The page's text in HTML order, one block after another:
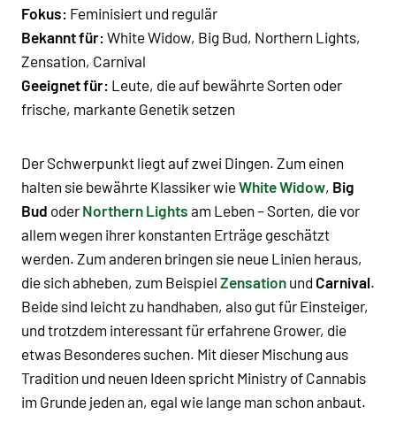
Fokus: Feminisiert und regulär
Bekannt für: White Widow, Big Bud, Northern Lights,
Zensation, Carnival
Geeignet für: Leute, die auf bewährte Sorten oder
frische, markante Genetik setzen
Der Schwerpunkt liegt auf zwei Dingen. Zum einen
halten sie bewährte Klassiker wieWhite Widow, Big
Bud oder Northern Lights am Leben – Sorten, die vor
allem wegen ihrer konstanten Erträge geschätzt
werden. Zum anderen bringen sie neue Linien heraus,
die sich abheben, zum Beispiel Zensation und Carnival.
Beide sind leicht zu handhaben, also gut für Einsteiger,
und trotzdem interessant für erfahrene Grower, die
etwas Besonderes suchen. Mit dieser Mischung aus
Tradition und neuen Ideen spricht Ministry of Cannabis
im Grunde jeden an, egal wie lange man schon anbaut.